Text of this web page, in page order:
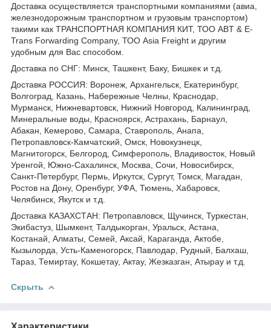
Доставка осуществляется транспортными компаниями (авиа,
железнодорожным транспортном и грузовым транспортом)
такими как ТРАНСПОРТНАЯ КОМПАНИЯ КИТ, ТОО ABT & E-
Trans Forwarding Company, ТОО Asia Freight и другим
удобным для Вас способом.
Доставка по СНГ: Минск, Ташкент, Баку, Бишкек и т.д.
Доставка РОССИЯ: Воронеж, Архангельск, Екатеринбург,
Волгоград, Казань, Набережные Челны, Краснодар,
Мурманск, Нижневартовск, Нижний Новгород, Калининград,
Минеральные воды, Красноярск, Астрахань, Барнаул,
Абакан, Кемерово, Самара, Ставрополь, Анапа,
Петропавловск-Камчатский, Омск, Новокузнецк,
Магнитогорск, Белгород, Симферополь, Владивосток, Новый
Уренгой, Южно-Сахалинск, Москва, Сочи, Новосибирск,
Санкт-Петербург, Пермь, Иркутск, Сургут, Томск, Магадан,
Ростов на Дону, Оренбург, УФА, Тюмень, Хабаровск,
Челябинск, Якутск и т.д.
Доставка КАЗАХСТАН: Петропавловск, Щучинск, Туркестан,
Экибастуз, Шымкент, Талдыкорган, Уральск, Астана,
Костанай, Алматы, Семей, Аксай, Караганда, Актобе,
Кызылорда, Усть-Каменогорск, Павлодар, Рудный, Балхаш,
Тараз, Темиртау, Кокшетау, Актау, Жезказган, Атырау и т.д.
Скрыть